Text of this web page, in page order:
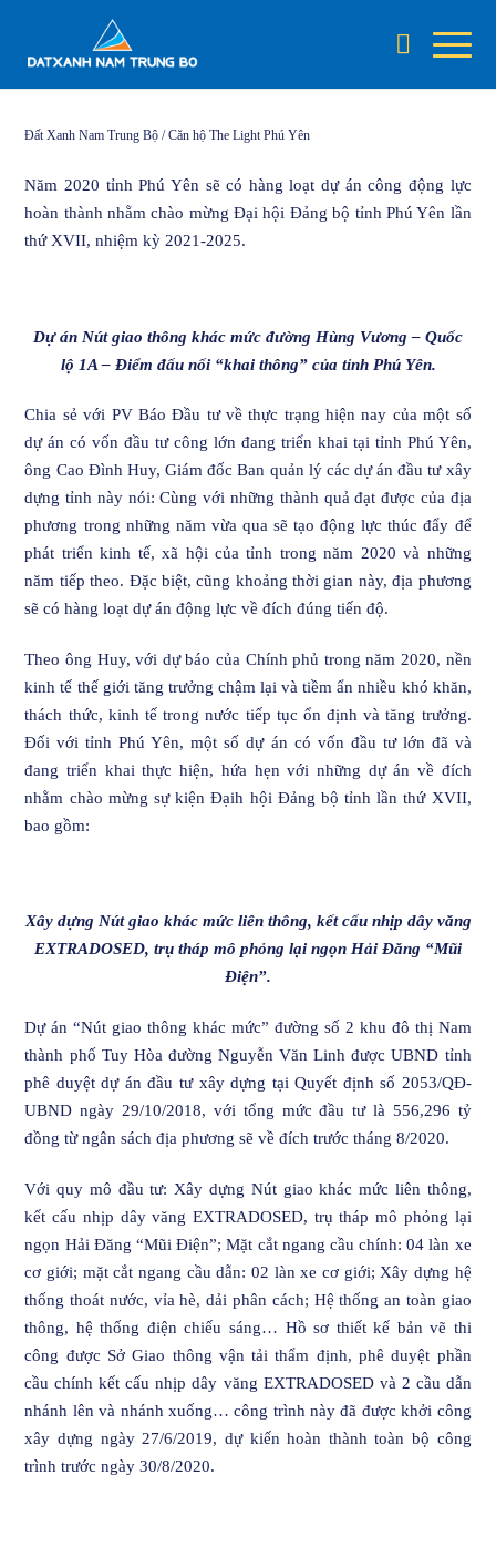
CĂN HỘ THE LIGHT PHÚ YÊN
Đất Xanh Nam Trung Bộ /Căn hộ The Light Phú Yên
Năm 2020 tỉnh Phú Yên sẽ có hàng loạt dự án công động lực
hoàn thành nhằm chào mừng Đại hội Đảng bộ tỉnh Phú Yên lần
thứ XVII, nhiệm kỳ 2021-2025.
Dự án Nút giao thông khác mức đường Hùng Vương – Quốc
lộ 1A – Điểm đấu nối “khai thông” của tỉnh Phú Yên.
Chia sẻ với PV Báo Đầu tư về thực trạng hiện nay của một số
dự án có vốn đầu tư công lớn đang triển khai tại tỉnh Phú Yên,
ông Cao Đình Huy, Giám đốc Ban quản lý các dự án đầu tư xây
dựng tỉnh này nói: Cùng với những thành quả đạt được của địa
phương trong những năm vừa qua sẽ tạo động lực thúc đẩy để
phát triển kinh tế, xã hội của tỉnh trong năm 2020 và những
năm tiếp theo. Đặc biệt, cũng khoảng thời gian này, địa phương
sẽ có hàng loạt dự án động lực về đích đúng tiến độ.
Theo ông Huy, với dự báo của Chính phủ trong năm 2020, nền
kinh tế thế giới tăng trưởng chậm lại và tiềm ẩn nhiều khó khăn,
thách thức, kinh tế trong nước tiếp tục ổn định và tăng trưởng.
Đối với tỉnh Phú Yên, một số dự án có vốn đầu tư lớn đã và
đang triển khai thực hiện, hứa hẹn với những dự án về đích
nhằm chào mừng sự kiện Đạih hội Đảng bộ tỉnh lần thứ XVII,
bao gồm:
Xây dựng Nút giao khác mức liên thông, kết cấu nhịp dây văng
EXTRADOSED, trụ tháp mô phỏng lại ngọn Hải Đăng “Mũi
Điện”.
Dự án “Nút giao thông khác mức” đường số 2 khu đô thị Nam
thành phố Tuy Hòa đường Nguyễn Văn Linh được UBND tỉnh
phê duyệt dự án đầu tư xây dựng tại Quyết định số 2053/QĐ-
UBND ngày 29/10/2018, với tổng mức đầu tư là 556,296 tỷ
đồng từ ngân sách địa phương sẽ về đích trước tháng 8/2020.
Với quy mô đầu tư: Xây dựng Nút giao khác mức liên thông,
kết cấu nhịp dây văng EXTRADOSED, trụ tháp mô phỏng lại
ngọn Hải Đăng “Mũi Điện”; Mặt cắt ngang cầu chính: 04 làn xe
cơ giới; mặt cắt ngang cầu dẫn: 02 làn xe cơ giới; Xây dựng hệ
thống thoát nước, vỉa hè, dải phân cách; Hệ thống an toàn giao
thông, hệ thống điện chiếu sáng… Hồ sơ thiết kế bản vẽ thi
công được Sở Giao thông vận tải thẩm định, phê duyệt phần
cầu chính kết cấu nhịp dây văng EXTRADOSED và 2 cầu dẫn
nhánh lên và nhánh xuống… công trình này đã được khởi công
xây dựng ngày 27/6/2019, dự kiến hoàn thành toàn bộ công
trình trước ngày 30/8/2020.